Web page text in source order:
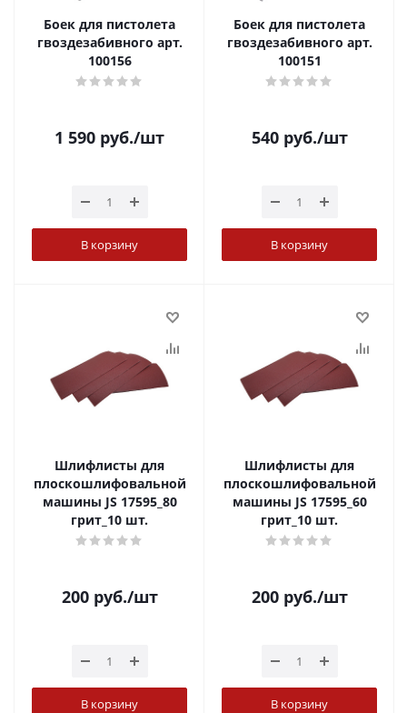
Боек для пистолета
гвоздезабивного арт.
100156
1 590 руб./шт
В корзину
Боек для пистолета
гвоздезабивного арт.
100151
540руб./шт
В корзину
Шлифлисты для
плоскошлифовальной
машины JS 17595_80
грит_10 шт.
200руб./шт
В корзину
Шлифлисты для
плоскошлифовальной
машины JS 17595_60
грит_10 шт.
200руб./шт
В корзину